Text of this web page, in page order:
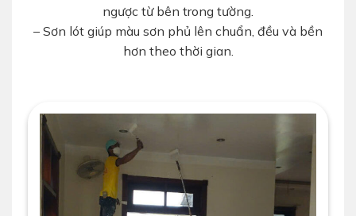
ngược từ bên trong tường.
– Sơn lót giúp màu sơn phủ lên chuẩn, đều và bền
hơn theo thời gian.